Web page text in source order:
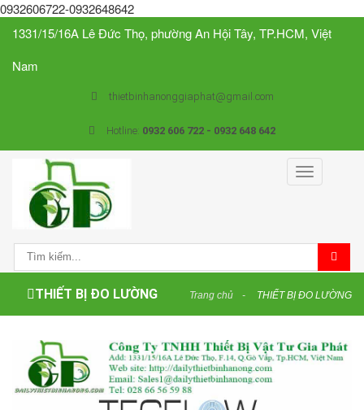
0932606722-0932648642
1331/15/16A Lê Đức Thọ, phường An Hội Tây, TP.HCM, Việt
Nam
thietbinhanonggiaphat@gmail.com
Hotline: 0932 606 722 - 0932 648 642
Toggle
navigation
THIẾT BỊ ĐO LƯỜNG Trang chủ THIẾT BỊ ĐO LƯỜNG